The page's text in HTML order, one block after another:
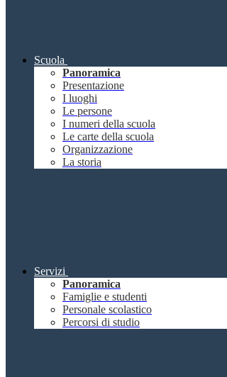
Scuola
Panoramica
Presentazione
I luoghi
Le persone
I numeri della scuola
Le carte della scuola
Organizzazione
La storia
Servizi
Panoramica
Famiglie e studenti
Personale scolastico
Percorsi di studio